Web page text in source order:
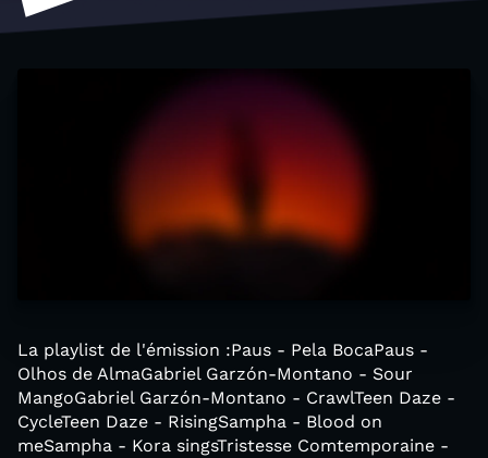
La playlist de l'émission :Paus - Pela BocaPaus -
Olhos de AlmaGabriel Garzón-Montano - Sour
MangoGabriel Garzón-Montano - CrawlTeen Daze -
CycleTeen Daze - RisingSampha - Blood on
meSampha - Kora singsTristesse Comtemporaine -